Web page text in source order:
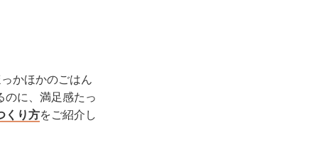
かほかのごはん
のに、満足感たっ
くり方をご紹介し